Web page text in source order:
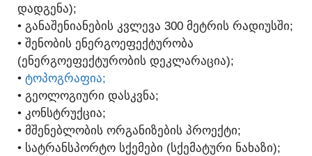
ᲓᲐᲓᲒᲔᲜᲐ);
• ᲒᲐᲜᲐᲨᲔᲜᲘᲐᲜᲔᲑᲘᲡ ᲙᲕᲚᲔᲕᲐ 300 ᲛᲔᲢᲠᲘᲡ ᲠᲐᲓᲘᲣᲡᲨᲘ;
• ᲨᲔᲜᲝᲑᲘᲡ ᲔᲜᲔᲠᲒᲝᲔᲤᲔᲥᲢᲣᲠᲝᲑᲐ
(ᲔᲜᲔᲠᲒᲝᲔᲤᲔᲥᲢᲣᲠᲝᲑᲘᲡ ᲓᲔᲙᲚᲐᲠᲐᲪᲘᲐ);
• ᲢᲝᲞᲝᲒᲠᲐᲤᲘᲐ;
• ᲒᲔᲝᲚᲝᲒᲘᲣᲠᲘ ᲓᲐᲡᲙᲕᲜᲐ;
• ᲙᲝᲜᲡᲢᲠᲣᲥᲪᲘᲐ;
• ᲛᲨᲔᲜᲔᲑᲚᲝᲑᲘᲡ ᲝᲠᲒᲐᲜᲘᲖᲔᲑᲘᲡ ᲞᲠᲝᲔᲥᲢᲘ;
• ᲡᲐᲢᲠᲐᲜᲡᲞᲝᲠᲢᲝ ᲡᲥᲔᲛᲔᲑᲘ (ᲡᲥᲔᲛᲐᲢᲣᲠᲘ ᲜᲐᲮᲐᲖᲘ);